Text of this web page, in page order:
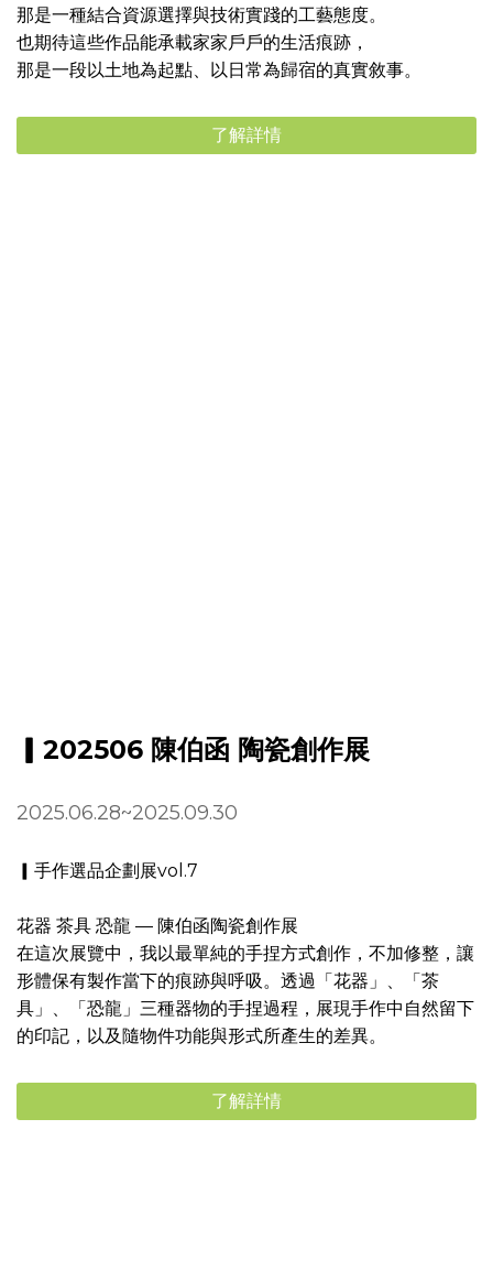
那是一種結合資源選擇與技術實踐的工藝態度。
也期待這些作品能承載家家戶戶的生活痕跡，
那是一段以土地為起點、以日常為歸宿的真實敘事。
了解詳情
▎202506 陳伯函 陶瓷創作展
2025.06.28~2025.09.30
▎手作選品企劃展vol.7
花器 茶具 恐龍 — 陳伯函陶瓷創作展
在這次展覽中，我以最單純的手捏方式創作，不加修整，讓
形體保有製作當下的痕跡與呼吸。透過「花器」、「茶
具」、「恐龍」三種器物的手捏過程，展現手作中自然留下
的印記，以及隨物件功能與形式所產生的差異。
了解詳情